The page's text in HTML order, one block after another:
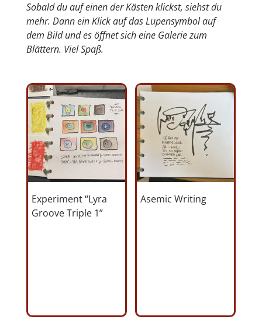
Sobald du auf einen der Kästen klickst, siehst du
mehr. Dann ein Klick auf das Lupensymbol auf
dem Bild und es öffnet sich eine Galerie zum
Blättern. Viel Spaß.
Experiment “Lyra
Groove Triple 1”
Asemic Writing